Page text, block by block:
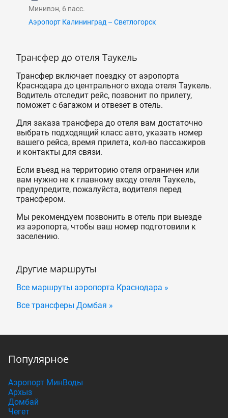
Минивэн, 6 пасс.
Аэропорт Калининград – Светлогорск
Трансфер до отеля Таукель
Трансфер включает поездку от аэропорта
Краснодара до центрального входа отеля Таукель.
Водитель отследит рейс, позвонит по прилету,
поможет с багажом и отвезет в отель.
Для заказа трансфера до отеля вам достаточно
выбрать подходящий класс авто, указать номер
вашего рейса, время прилета, кол-во пассажиров
и контакты для связи.
Если въезд на территорию отеля ограничен или
вам нужно не к главному входу отеля Таукель,
предупредите, пожалуйста, водителя перед
трансфером.
Мы рекомендуем позвонить в отель при выезде
из аэропорта, чтобы ваш номер подготовили к
заселению.
Другие маршруты
Все маршруты аэропорта Краснодара »
Все трансферы Домбая »
Популярное
Аэропорт МинВоды
Архыз
Домбай
Чегет